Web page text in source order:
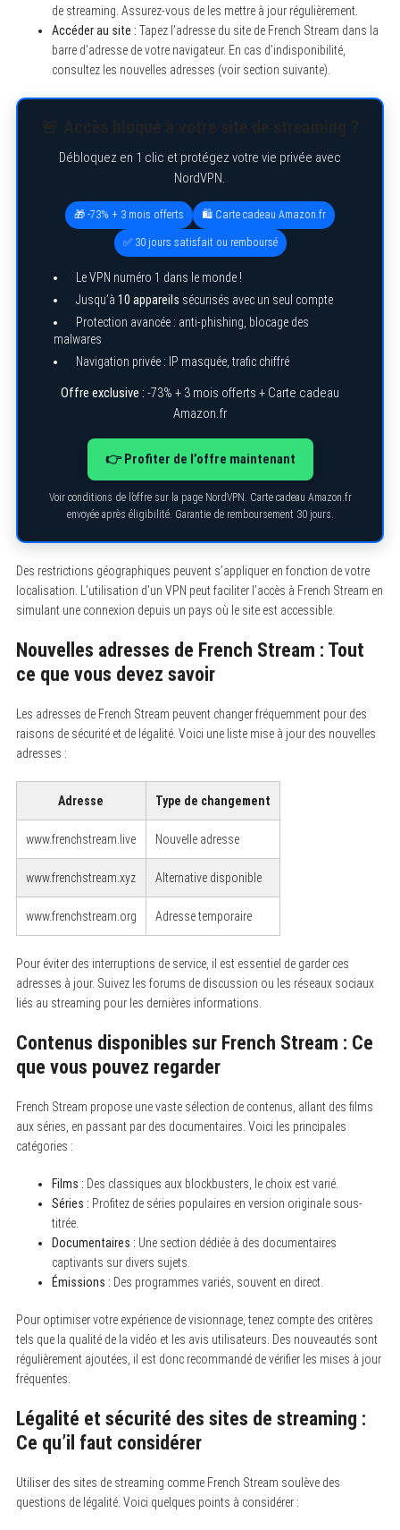
de streaming. Assurez-vous de les mettre à jour régulièrement.
Accéder au site : Tapez l’adresse du site de French Stream dans la
barre d’adresse de votre navigateur. En cas d’indisponibilité,
consultez les nouvelles adresses (voir section suivante).
Débloquez en 1 clic et protégez votre vie privée avec
NordVPN.
🎁 -73% + 3 mois offerts 🛍️ Carte cadeau Amazon.fr
✅ 30 jours satisfait ou remboursé
Le VPN numéro 1 dans le monde !
Jusqu’à 10 appareils sécurisés avec un seul compte
Protection avancée : anti-phishing, blocage des
malwares
Navigation privée : IP masquée, trafic chiffré
Offre exclusive : -73% + 3 mois offerts + Carte cadeau
Amazon.fr
👉 Profiter de l’offre maintenant
Voir conditions de l’offre sur la page NordVPN. Carte cadeau Amazon.fr
envoyée après éligibilité. Garantie de remboursement 30 jours.
Des restrictions géographiques peuvent s’appliquer en fonction de votre
localisation. L’utilisation d’un VPN peut faciliter l’accès à French Stream en
simulant une connexion depuis un pays où le site est accessible.
Nouvelles adresses de French Stream : Tout
ce que vous devez savoir
Les adresses de French Stream peuvent changer fréquemment pour des
raisons de sécurité et de légalité. Voici une liste mise à jour des nouvelles
adresses :
Adresse Type de changement
www.frenchstream.live Nouvelle adresse
www.frenchstream.xyz Alternative disponible
www.frenchstream.org Adresse temporaire
Pour éviter des interruptions de service, il est essentiel de garder ces
adresses à jour. Suivez les forums de discussion ou les réseaux sociaux
liés au streaming pour les dernières informations.
Contenus disponibles sur French Stream : Ce
que vous pouvez regarder
French Stream propose une vaste sélection de contenus, allant des films
aux séries, en passant par des documentaires. Voici les principales
catégories :
Films : Des classiques aux blockbusters, le choix est varié.
Séries : Profitez de séries populaires en version originale sous-
titrée.
Documentaires : Une section dédiée à des documentaires
captivants sur divers sujets.
Émissions : Des programmes variés, souvent en direct.
Pour optimiser votre expérience de visionnage, tenez compte des critères
tels que la qualité de la vidéo et les avis utilisateurs. Des nouveautés sont
régulièrement ajoutées, il est donc recommandé de vérifier les mises à jour
fréquentes.
Légalité et sécurité des sites de streaming :
Ce qu’il faut considérer
Utiliser des sites de streaming comme French Stream soulève des
questions de légalité. Voici quelques points à considérer :
a
r
c
f
o
r
: